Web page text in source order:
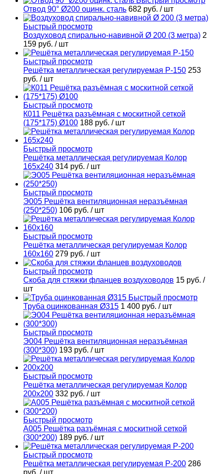
Отвод 90° Ø200 оцинк. сталь 682 руб. / шт
Быстрый просмотр
Воздуховод спирально-навивной Ø 200 (3 метра) 2
159 руб. / шт
Быстрый просмотр
Решётка металлическая регулируемая Р-150 253
руб. / шт
Быстрый просмотр
К011 Решётка разъёмная с москитной сеткой
(175*175) Ø100 188 руб. / шт
Быстрый просмотр
Решётка металлическая регулируемая Колор
165х240 314 руб. / шт
Быстрый просмотр
Э005 Решётка вентиляционная неразъёмная
(250*250) 106 руб. / шт
Быстрый просмотр
Решётка металлическая регулируемая Колор
160х160 279 руб. / шт
Быстрый просмотр
Скоба для стяжки фланцев воздуховодов 15 руб. /
шт
Быстрый просмотр
Труба оцинкованная Ø315 1 400 руб. / шт
Быстрый просмотр
Э004 Решётка вентиляционная неразъёмная
(300*300) 193 руб. / шт
Быстрый просмотр
Решётка металлическая регулируемая Колор
200х200 332 руб. / шт
Быстрый просмотр
А005 Решётка разъёмная с москитной сеткой
(300*200) 189 руб. / шт
Быстрый просмотр
Решётка металлическая регулируемая Р-200 286
руб. / шт